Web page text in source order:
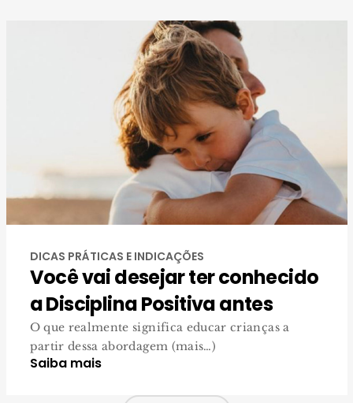
DICAS PRÁTICAS E INDICAÇÕES
Você vai desejar ter conhecido
a Disciplina Positiva antes
O que realmente significa educar crianças a
partir dessa abordagem (mais…)
Saiba mais